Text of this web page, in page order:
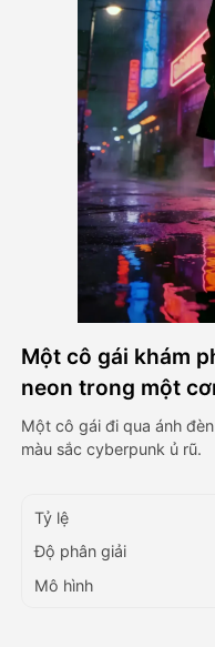
Video hình đại diện
AI Video
Hình ảnh AI
Các công cụ khác
Thư viện
Blog
Bảng giá
Một cô gái khám
neon trong một
Một cô gái đi qua ánh
màu sắc cyberpunk ủ rũ.
Tỷ lệ
Độ phân giải
Mô hình